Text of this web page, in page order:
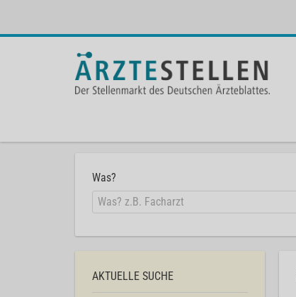
Was?
AKTUELLE SUCHE